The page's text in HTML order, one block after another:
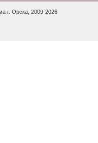
г. Орска, 2009-2026